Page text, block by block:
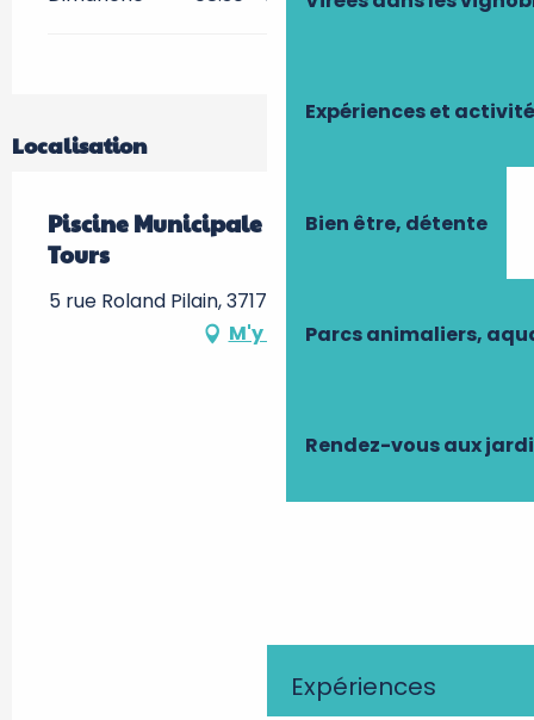
Expériences et
Bien être, détente
Parcs animaliers,
Rendez-vous aux
Expériences
Localisation
Piscine Municipale Chambray-lès-
Tours
5 rue Roland Pilain, 37170 Chambray-lès-Tours
M'y rendre